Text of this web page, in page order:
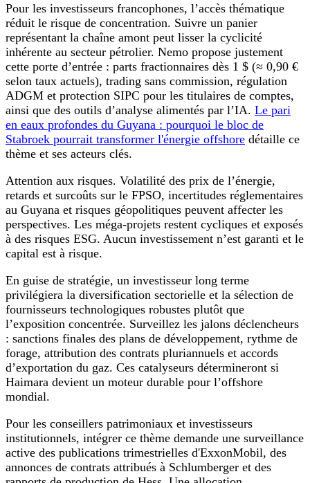
Pour les investisseurs francophones, l’accès thématique
réduit le risque de concentration. Suivre un panier
représentant la chaîne amont peut lisser la cyclicité
inhérente au secteur pétrolier. Nemo propose justement
cette porte d’entrée : parts fractionnaires dès 1 $ (≈ 0,90 €
selon taux actuels), trading sans commission, régulation
ADGM et protection SIPC pour les titulaires de comptes,
ainsi que des outils d’analyse alimentés par l’IA. Le pari
en eaux profondes du Guyana : pourquoi le bloc de
Stabroek pourrait transformer l'énergie offshore détaille ce
thème et ses acteurs clés.
Attention aux risques. Volatilité des prix de l’énergie,
retards et surcoûts sur le FPSO, incertitudes réglementaires
au Guyana et risques géopolitiques peuvent affecter les
perspectives. Les méga‑projets restent cycliques et exposés
à des risques ESG. Aucun investissement n’est garanti et le
capital est à risque.
En guise de stratégie, un investisseur long terme
privilégiera la diversification sectorielle et la sélection de
fournisseurs technologiques robustes plutôt que
l’exposition concentrée. Surveillez les jalons déclencheurs
: sanctions finales des plans de développement, rythme de
forage, attribution des contrats pluriannuels et accords
d’exportation du gaz. Ces catalyseurs détermineront si
Haimara devient un moteur durable pour l’offshore
mondial.
Pour les conseillers patrimoniaux et investisseurs
institutionnels, intégrer ce thème demande une surveillance
active des publications trimestrielles d'ExxonMobil, des
annonces de contrats attribués à Schlumberger et des